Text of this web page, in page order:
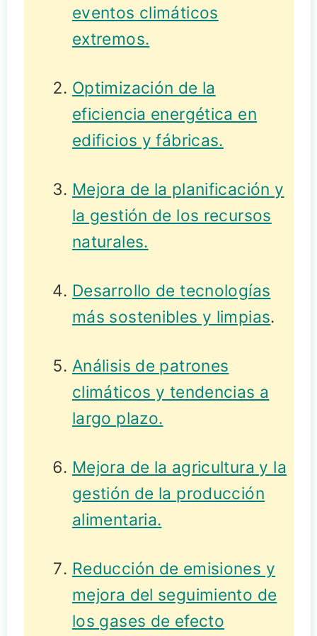
eventos climáticos
extremos.
Optimización de la
eficiencia energética en
edificios y fábricas.
Mejora de la planificación y
la gestión de los recursos
naturales.
Desarrollo de tecnologías
más sostenibles y limpias.
Análisis de patrones
climáticos y tendencias a
largo plazo.
Mejora de la agricultura y la
gestión de la producción
alimentaria.
Reducción de emisiones y
mejora del seguimiento de
los gases de efecto